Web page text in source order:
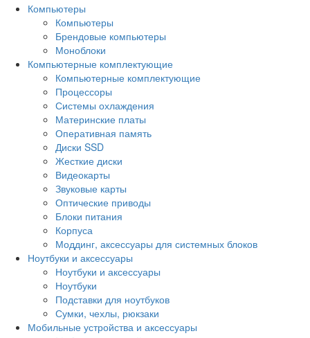
Компьютеры
Компьютеры
Брендовые компьютеры
Моноблоки
Компьютерные комплектующие
Компьютерные комплектующие
Процессоры
Системы охлаждения
Материнские платы
Оперативная память
Диски SSD
Жесткие диски
Видеокарты
Звуковые карты
Оптические приводы
Блоки питания
Корпуса
Моддинг, аксессуары для системных блоков
Ноутбуки и аксессуары
Ноутбуки и аксессуары
Ноутбуки
Подставки для ноутбуков
Сумки, чехлы, рюкзаки
Мобильные устройства и аксессуары